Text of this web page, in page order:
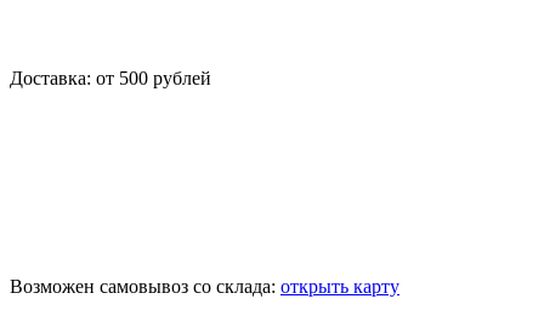
Доставка: от 500 рублей
Возможен самовывоз со склада: открыть карту